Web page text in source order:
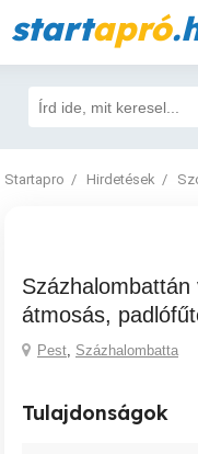
startapró
Startapro Hirdetések
Százhalombattán vegyszeres fűtésrendszer
átmosás,
Pest, Százhalombatta
Tulajdonságok